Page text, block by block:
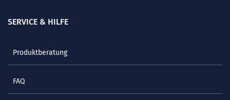
SERVICE & HILFE
Produktberatung
FAQ